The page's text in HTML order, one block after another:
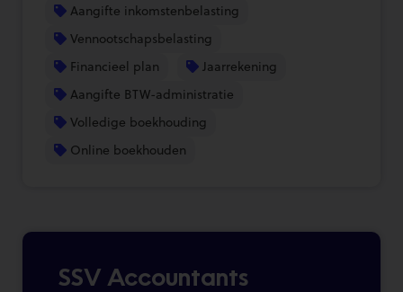
Aangifte inkomstenbelasting
Vennootschapsbelasting
Financieel plan
Jaarrekening
Aangifte BTW-administratie
Volledige boekhouding
Online boekhouden
SSV Accountants